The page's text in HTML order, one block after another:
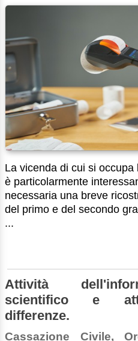
La vicenda di cui si
è particolarmente
necessaria una breve
del primo e del secondo
...
Attività
scientifico e
differenze.
Cassazione Civile,